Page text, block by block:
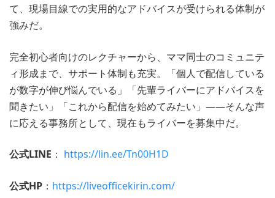
て、現場目線での実用的なアドバイスが受けられる体制が
強みだ。
完全初心者向けのレクチャーから、ママ同士のコミュニテ
ィ形成まで、サポート体制も充実。「個人で配信している
が数字が伸び悩んでいる」「先輩ライバーにアドバイスを
聞きたい」「これから配信を始めてみたい」——そんな声
に応える事務所として、現在もライバーを募集中だ。
公式LINE ： https://lin.ee/Tn00H1D
公式HP ： https://liveofficekirin.com/